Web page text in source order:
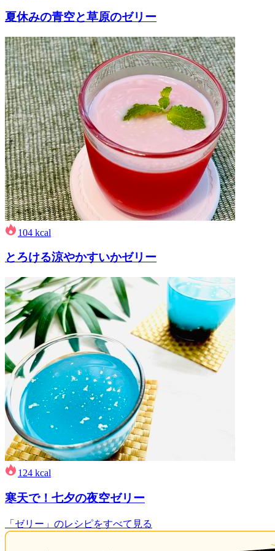
夏休みの青空と草原のゼリー
104 kcal
とろける涼やかすいかゼリー
124 kcal
寒天で！七夕の夜空ゼリー
「ゼリー」のレシピをすべて見る